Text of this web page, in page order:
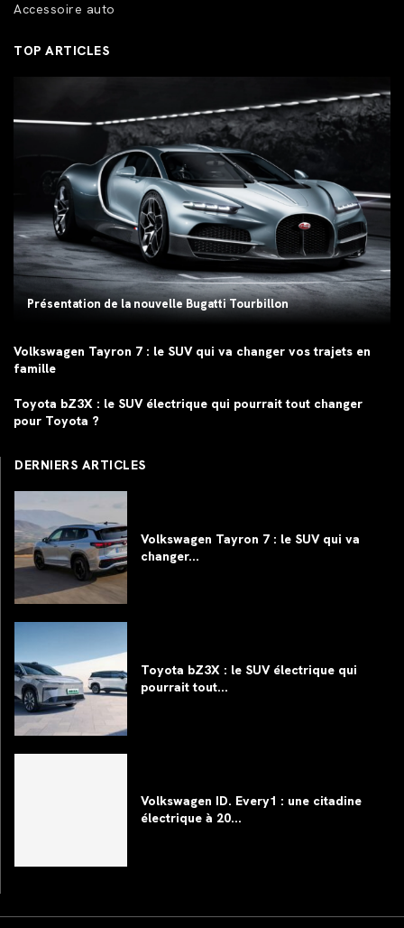
Accessoire auto
TOP ARTICLES
Présentation de la nouvelle Bugatti Tourbillon
Volkswagen Tayron 7 : le SUV qui va changer vos trajets en
famille
Toyota bZ3X : le SUV électrique qui pourrait tout changer
pour Toyota ?
DERNIERS ARTICLES
Volkswagen Tayron 7 : le SUV qui va
changer...
Toyota bZ3X : le SUV électrique qui
pourrait tout...
Volkswagen ID. Every1 : une citadine
électrique à 20...